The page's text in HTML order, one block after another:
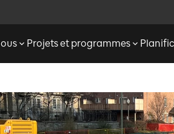
Projets et programmes